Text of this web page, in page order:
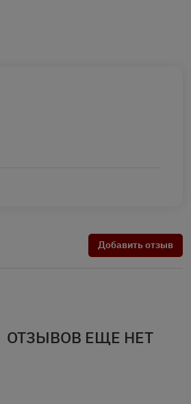
Добавить отзыв
ОТЗЫВОВ ЕЩЕ НЕТ